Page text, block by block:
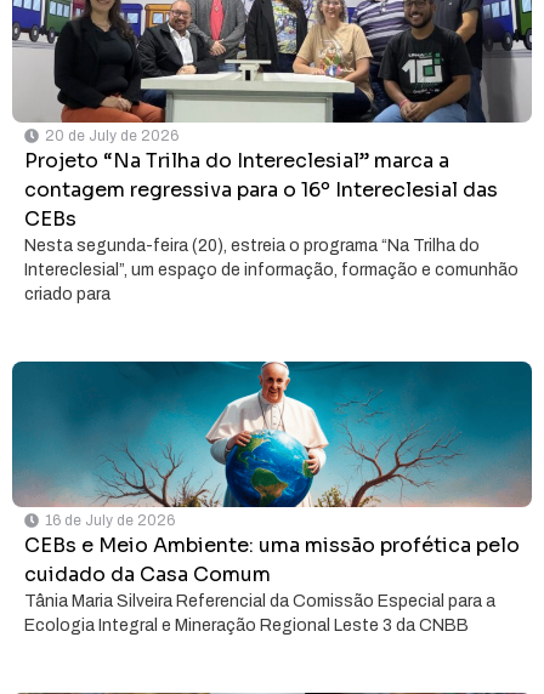
20 de July de 2026
Projeto “Na Trilha do Intereclesial” marca a
contagem regressiva para o 16º Intereclesial das
CEBs
Nesta segunda-feira (20), estreia o programa “Na Trilha do
Intereclesial”, um espaço de informação, formação e comunhão
criado para
16 de July de 2026
CEBs e Meio Ambiente: uma missão profética pelo
cuidado da Casa Comum
Tânia Maria Silveira Referencial da Comissão Especial para a
Ecologia Integral e Mineração Regional Leste 3 da CNBB